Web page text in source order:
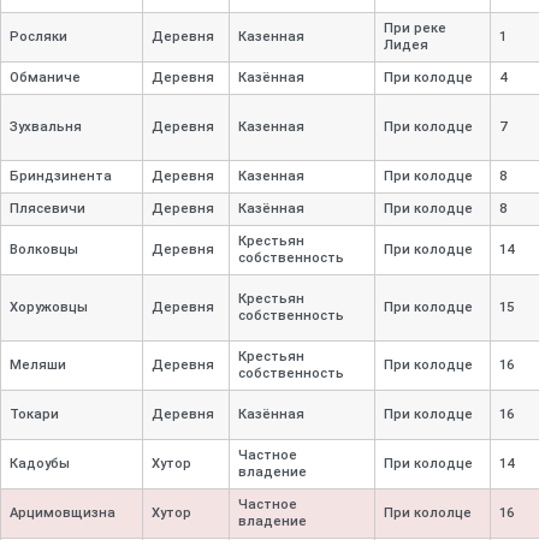
Росляки Деревня Казенная
При реке
Лидея
1
Обманиче Деревня Казённая При колодце 4
Зухвальня Деревня Казенная При колодце 7
Бриндзинента Деревня Казенная При колодце 8
Плясевичи Деревня Казённая При колодце 8
Волковцы Деревня
Крестьян
собственность
При колодце 14
Хоружовцы Деревня
Крестьян
собственность
При колодце 15
Меляши Деревня
Крестьян
собственность
При колодце 16
Токари Деревня Казённая При колодце 16
Кадоубы Хутор
Частное
владение
При колодце 14
Арцимовщизна Хутор
Частное
владение
При кололце 16